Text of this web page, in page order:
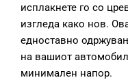
исплакнете го со
изгледа како нов.
едноставно
на вашиот
минимален напор.